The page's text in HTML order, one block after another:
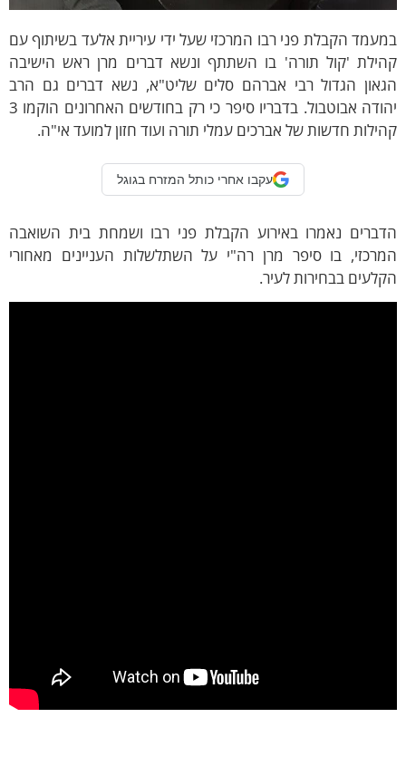
הקבלת פני רבו המרכזי שעל ידי עיריית אלעד בשיתוף עם
'קול תורה' בו השתתף ונשא דברים מרן ראש הישיבה
הגדול רבי אברהם סלים שליט"א, נשא דברים גם הרב
יהודה אבוטבול. בדבריו סיפר כי רק בחודשים האחרונים הוקמו 3
חדשות של אברכים עמלי תורה ועוד חזון למועד אי"ה.
עקבו אחרי כותל המזרח בגוגל
נאמרו באירוע הקבלת פני רבו ושמחת בית השואבה
בוסיפר מרן רה"י על השתלשלות הענייניםמאחורי
בבחירות לעיר.